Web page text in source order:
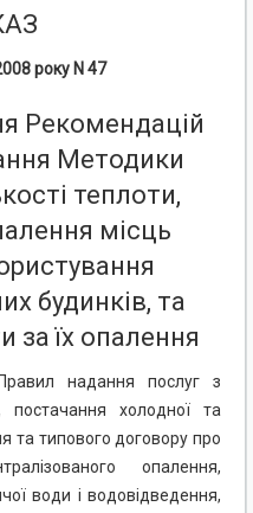
року N 47
Рекомендацій
Методики
теплоти,
місць
будинків, та
за їх опалення
надання послуг з
постачання холодної та
та типового договору про
опалення,
води і водовідведення,